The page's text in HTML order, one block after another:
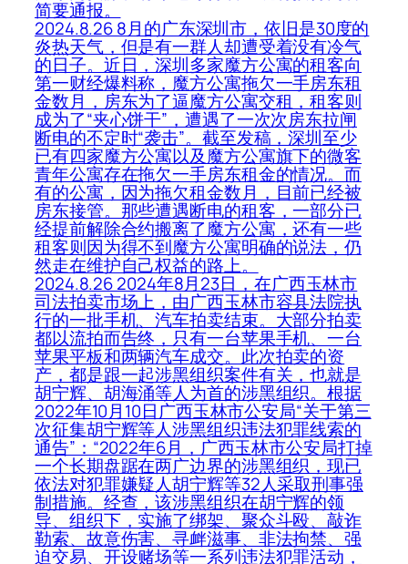
简要通报。
2024.8.26 8月的广东深圳市，依旧是30度的
炎热天气，但是有一群人却遭受着没有冷气
的日子。近日，深圳多家魔方公寓的租客向
第一财经爆料称，魔方公寓拖欠一手房东租
金数月，房东为了逼魔方公寓交租，租客则
成为了“夹心饼干”，遭遇了一次次房东拉闸
断电的不定时“袭击”。截至发稿，深圳至少
已有四家魔方公寓以及魔方公寓旗下的微客
青年公寓存在拖欠一手房东租金的情况。而
有的公寓，因为拖欠租金数月，目前已经被
房东接管。那些遭遇断电的租客，一部分已
经提前解除合约搬离了魔方公寓，还有一些
租客则因为得不到魔方公寓明确的说法，仍
然走在维护自己权益的路上。
2024.8.26 2024年8月23日，在广西玉林市
司法拍卖市场上，由广西玉林市容县法院执
行的一批手机、汽车拍卖结束。大部分拍卖
都以流拍而告终，只有一台苹果手机、一台
苹果平板和两辆汽车成交。此次拍卖的资
产，都是跟一起涉黑组织案件有关，也就是
胡宁辉、胡海涌等人为首的涉黑组织。根据
2022年10月10日广西玉林市公安局“关于第三
次征集胡宁辉等人涉黑组织违法犯罪线索的
通告”：“2022年6月，广西玉林市公安局打掉
一个长期盘踞在两广边界的涉黑组织，现已
依法对犯罪嫌疑人胡宁辉等32人采取刑事强
制措施。经查，该涉黑组织在胡宁辉的领
导、组织下，实施了绑架、聚众斗殴、敲诈
勒索、故意伤害、寻衅滋事、非法拘禁、强
迫交易、开设赌场等一系列违法犯罪活动，